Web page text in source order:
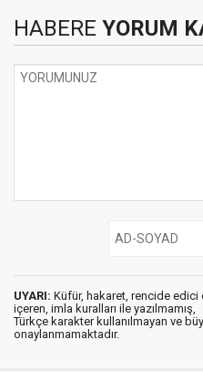
HABERE YORUM
UYARI: Küfür, hakaret, rencide edici
içeren, imla kuralları ile yazılmamış,
Türkçe karakter kullanılmayan ve
onaylanmamaktadır.